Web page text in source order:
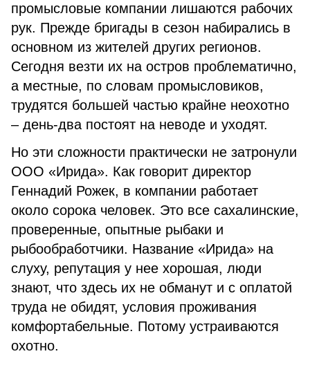
промысловые компании лишаются рабочих
рук. Прежде бригады в сезон набирались в
основном из жителей других регионов.
Сегодня везти их на остров проблематично,
а местные, по словам промысловиков,
трудятся большей частью крайне неохотно
– день-два постоят на неводе и уходят.
Но эти сложности практически не затронули
ООО «Ирида». Как говорит директор
Геннадий Рожек, в компании работает
около сорока человек. Это все сахалинские,
проверенные, опытные рыбаки и
рыбообработчики. Название «Ирида» на
слуху, репутация у нее хорошая, люди
знают, что здесь их не обманут и с оплатой
труда не обидят, условия проживания
комфортабельные. Потому устраиваются
охотно.